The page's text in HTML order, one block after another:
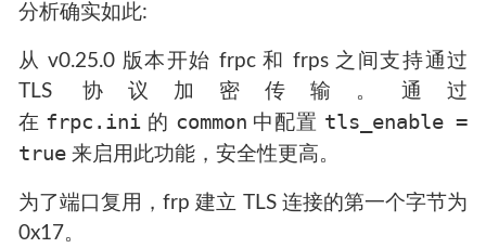
分析确实如此:
从 v0.25.0 版本开始 frpc 和 frps 之间支持通过
TLS 协议加密传输。通过
在 frpc.ini 的 common 中配置 tls_enable =
true来启用此功能，安全性更高。
为了端口复用，frp 建立 TLS 连接的第一个字节为
0x17。